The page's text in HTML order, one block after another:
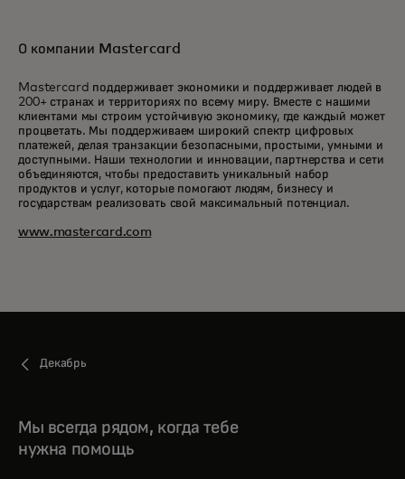
О компании Mastercard
Mastercard поддерживает экономики и поддерживает людей в
200+ странах и территориях по всему миру. Вместе с нашими
клиентами мы строим устойчивую экономику, где каждый может
процветать. Мы поддерживаем широкий спектр цифровых
платежей, делая транзакции безопасными, простыми, умными и
доступными. Наши технологии и инновации, партнерства и сети
объединяются, чтобы предоставить уникальный набор
продуктов и услуг, которые помогают людям, бизнесу и
государствам реализовать свой максимальный потенциал.
www.mastercard.com
Декабрь
Мы всегда рядом, когда тебе
нужна помощь